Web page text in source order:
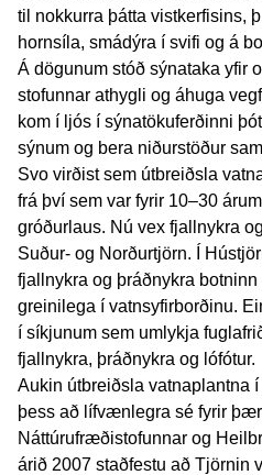
til nokkurra þátta vistkerfisins,
hornsíla, smádýra í svifi og á
Á dögunum stóð sýnataka yfir
stofunnar athygli og áhuga
kom í ljós í sýnatökuferðinni
sýnum og bera niðurstöður
Svo virðist sem útbreiðsla
frá því sem var fyrir 10–30
gróðurlaus. Nú vex fjallnykra
Suður- og Norðurtjörn. Í
fjallnykra og þráðnykra
greinilega í vatnsyfirborðinu.
í síkjunum sem umlykja
fjallnykra, þráðnykra og lófótur.
Aukin útbreiðsla vatnaplantna
þess að lífvænlegra sé fyrir
Náttúrufræðistofunnar og
árið 2007 staðfestu að Tjörnin